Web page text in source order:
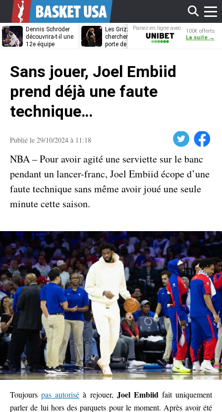
Dennis Schröder
découvrira-t-il une
12e équipe
Les Grizzlies
cherchent déjà une
porte de sortie
Dwane Casey
bientôt coach
Pariez en ligne avec
Unibet
100€ offerts
La suite →
Sans jouer, Joel Embiid
prend déjà une faute
technique…
Publié le 29/10/2024 à 11:18 Facebook
NBA – Pour avoir agité une serviette sur le banc
pendant un lancer-franc, Joel Embiid écope d’une
faute technique sans même avoir joué une seule
minute cette saison.
Toujourspas autorisé à rejouer, Joel Embiid fait uniquement
parler de lui hors des parquets pour le moment. Après avoir été